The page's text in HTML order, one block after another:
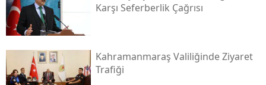
Karşı Seferberlik Çağrısı
Kahramanmaraş Valiliğinde Ziyaret
Trafiği